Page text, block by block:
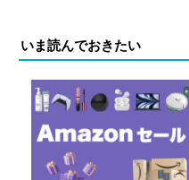
いま読んでおきたい